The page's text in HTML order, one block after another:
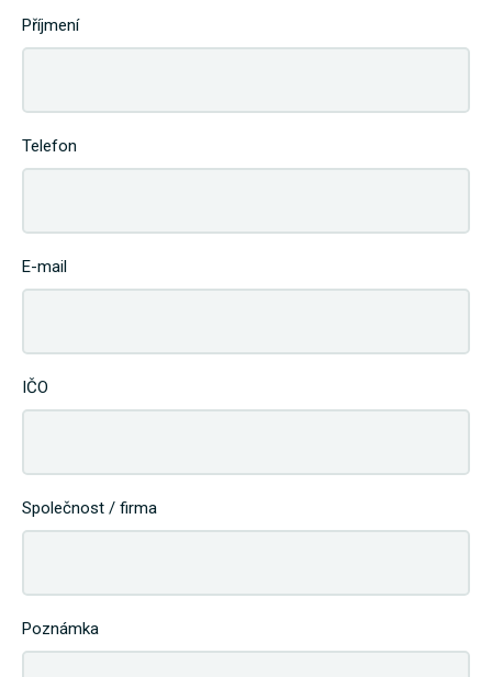
Příjmení
Telefon
E-mail
IČO
Společnost / firma
Poznámka